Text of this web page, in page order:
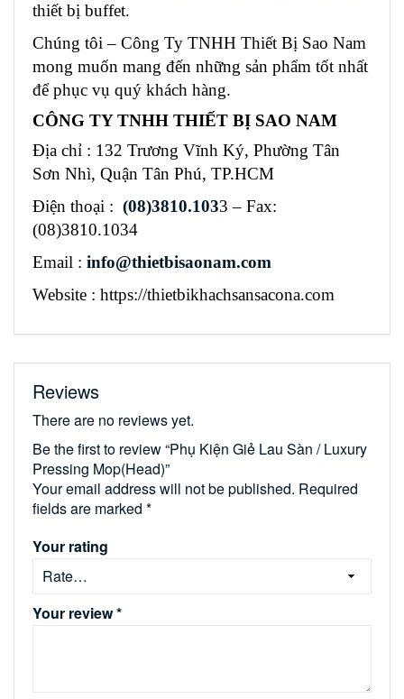
thiết bị buffet.
Chúng tôi – Công Ty TNHH Thiết Bị Sao Nam
mong muốn mang đến những sản phẩm tốt nhất
để phục vụ quý khách hàng.
CÔNG TY TNHH THIẾT BỊ SAO NAM
Địa chỉ : 132 Trương Vĩnh Ký, Phường Tân
Sơn Nhì, Quận Tân Phú, TP.HCM
Điện thoại : (08)3810.1033 – Fax:
(08)3810.1034
Email : info@thietbisaonam.com
Website : https://thietbikhachsansacona.com
Reviews
There are no reviews yet.
Be the first to review “Phụ Kiện Giẻ Lau Sàn / Luxury
Pressing Mop(Head)”
Your email address will not be published. Required
fields are marked *
Your rating
Your review*